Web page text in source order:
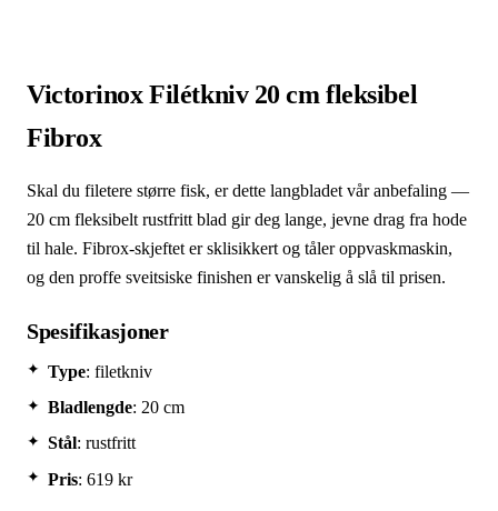
Victorinox Filétkniv 20 cm fleksibel
Fibrox
Skal du filetere større fisk, er dette langbladet vår anbefaling —
20 cm fleksibelt rustfritt blad gir deg lange, jevne drag fra hode
til hale. Fibrox-skjeftet er sklisikkert og tåler oppvaskmaskin,
og den proffe sveitsiske finishen er vanskelig å slå til prisen.
Spesifikasjoner
Type: filetkniv
Bladlengde: 20 cm
Stål: rustfritt
Pris: 619 kr